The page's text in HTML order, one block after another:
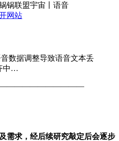
锅联盟宇宙丨语音
网站
数据调整导致语音文本丢
中…
需求，经后续研究敲定后会逐步